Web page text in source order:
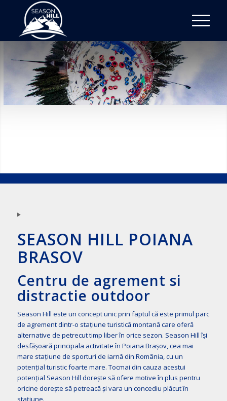
SEASON HILL POIANA
BRASOV
Centru de agrement si
distractie outdoor
Season Hill este un concept unic prin faptul că este primul parc
de agrement dintr-o stațiune turistică montană care oferă
alternative de petrecut timp liber în orice sezon. Season Hill își
desfășoară principala activitate în Poiana Brașov, cea mai
mare stațiune de sporturi de iarnă din România, cu un
potențial turistic foarte mare. Tocmai din cauza acestui
potențial Season Hill dorește să ofere motive în plus pentru
oricine dorește să petreacă și vara un concediu plăcut în
stațiune.